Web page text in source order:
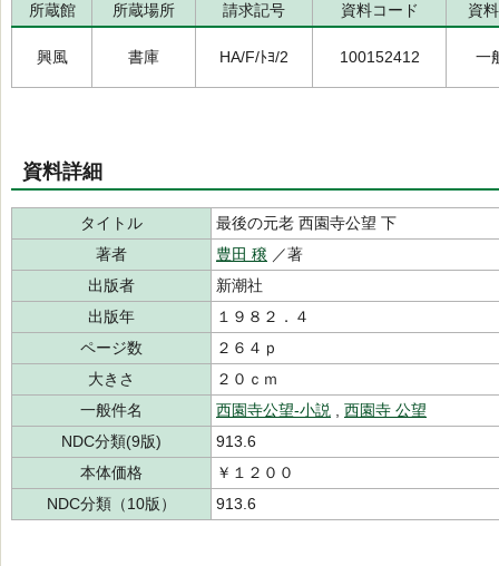
所蔵館 所蔵場所 請求記号 資料コード 資
興風 書庫 HA/F/ﾄﾖ/2 100152412 一
資料詳細
タイトル
最後の元老 西園寺公望 下
著者
豊田 穣 ／著
出版者
新潮社
出版年
１９８２．４
ページ数
２６４ｐ
大きさ
２０ｃｍ
一般件名
西園寺公望-小説
西園寺 公望
NDC分類(9版)
913.6
本体価格
￥１２００
NDC分類（10版）
913.6